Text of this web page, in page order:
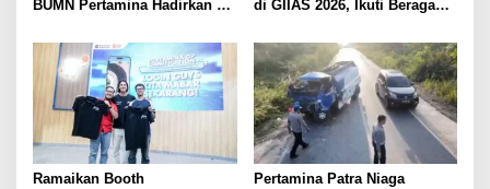
BUMN Pertamina Hadirkan 13
Sulawesi Tengah
di GIIAS 2026, Ikuti Beragam
Hadiahnya
Ramaikan Booth
Pertamina Patra Niaga